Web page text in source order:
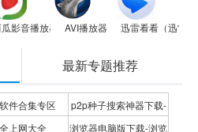
影音播放器 AVI播放器 迅雷看看（迅雷
最新专题推荐
件合集专区
p2p种子搜索神器下载-
P2P种子搜索神器专题
上网大全 浏览器电脑版下载-浏览